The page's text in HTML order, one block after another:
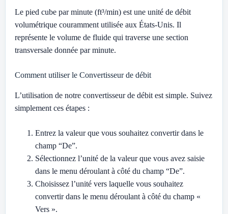
Le pied cube par minute (ft³/min) est une unité de débit
volumétrique couramment utilisée aux États-Unis. Il
représente le volume de fluide qui traverse une section
transversale donnée par minute.
Comment utiliser le Convertisseur de débit
L’utilisation de notre convertisseur de débit est simple. Suivez
simplement ces étapes :
Entrez la valeur que vous souhaitez convertir dans le
champ “De”.
Sélectionnez l’unité de la valeur que vous avez saisie
dans le menu déroulant à côté du champ “De”.
Choisissez l’unité vers laquelle vous souhaitez
convertir dans le menu déroulant à côté du champ «
Vers ».